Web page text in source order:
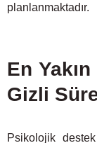
planlanmaktadır.
En
Gizli
Psikolojik